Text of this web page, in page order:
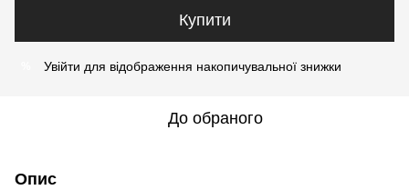
Купити
Увійти для відображення накопичувальної знижки
До обраного
Опис